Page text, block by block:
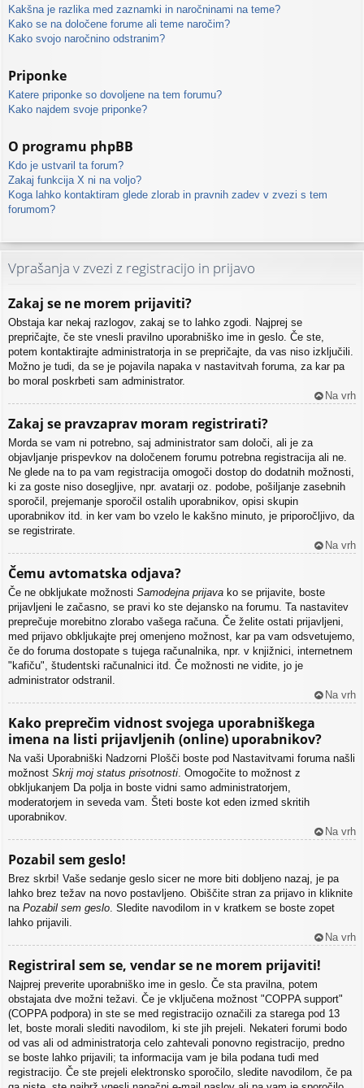
Kakšna je razlika med zaznamki in naročninami na teme?
Kako se na določene forume ali teme naročim?
Kako svojo naročnino odstranim?
Priponke
Katere priponke so dovoljene na tem forumu?
Kako najdem svoje priponke?
O programu phpBB
Kdo je ustvaril ta forum?
Zakaj funkcija X ni na voljo?
Koga lahko kontaktiram glede zlorab in pravnih zadev v zvezi s tem
forumom?
Vprašanja v zvezi z registracijo in prijavo
Zakaj se ne morem prijaviti?
Obstaja kar nekaj razlogov, zakaj se to lahko zgodi. Najprej se
prepričajte, če ste vnesli pravilno uporabniško ime in geslo. Če ste,
potem kontaktirajte administratorja in se prepričajte, da vas niso izključili.
Možno je tudi, da se je pojavila napaka v nastavitvah foruma, za kar pa
bo moral poskrbeti sam administrator.
Na vrh
Zakaj se pravzaprav moram registrirati?
Morda se vam ni potrebno, saj administrator sam določi, ali je za
objavljanje prispevkov na določenem forumu potrebna registracija ali ne.
Ne glede na to pa vam registracija omogoči dostop do dodatnih možnosti,
ki za goste niso dosegljive, npr. avatarji oz. podobe, pošiljanje zasebnih
sporočil, prejemanje sporočil ostalih uporabnikov, opisi skupin
uporabnikov itd. in ker vam bo vzelo le kakšno minuto, je priporočljivo, da
se registrirate.
Na vrh
Čemu avtomatska odjava?
Če ne obkljukate možnosti Samodejna prijava ko se prijavite, boste
prijavljeni le začasno, se pravi ko ste dejansko na forumu. Ta nastavitev
preprečuje morebitno zlorabo vašega računa. Če želite ostati prijavljeni,
med prijavo obkljukajte prej omenjeno možnost, kar pa vam odsvetujemo,
če do foruma dostopate s tujega računalnika, npr. v knjižnici, internetnem
"kafiču", študentski računalnici itd. Če možnosti ne vidite, jo je
administrator odstranil.
Na vrh
Kako preprečim vidnost svojega uporabniškega
imena na listi prijavljenih (online) uporabnikov?
Na vaši Uporabniški Nadzorni Plošči boste pod Nastavitvami foruma našli
možnost Skrij moj status prisotnosti. Omogočite to možnost z
obkljukanjem Dapolja in boste vidni samo administratorjem,
moderatorjem in seveda vam. Šteti boste kot eden izmed skritih
uporabnikov.
Na vrh
Pozabil sem geslo!
Brez skrbi! Vaše sedanje geslo sicer ne more biti dobljeno nazaj, je pa
lahko brez težav na novo postavljeno. Obiščite stran za prijavo in kliknite
na Pozabil sem geslo. Sledite navodilom in v kratkem se boste zopet
lahko prijavili.
Na vrh
Registriral sem se, vendar se ne morem prijaviti!
Najprej preverite uporabniško ime in geslo. Če sta pravilna, potem
obstajata dve možni težavi. Če je vključena možnost "COPPA support"
(COPPA podpora) in ste se med registracijo označili za starega pod 13
let, boste morali slediti navodilom, ki ste jih prejeli. Nekateri forumi bodo
od vas ali od administratorja celo zahtevali ponovno registracijo, predno
se boste lahko prijavili; ta informacija vam je bila podana tudi med
registracijo. Če ste prejeli elektronsko sporočilo, sledite navodilom, če pa